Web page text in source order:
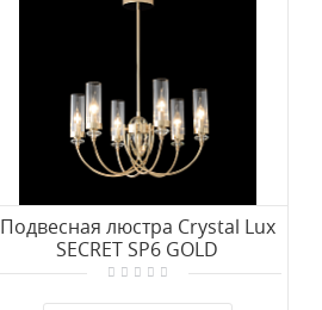
Подвесная люстра Crystal Lux
SECRET SP6 GOLD